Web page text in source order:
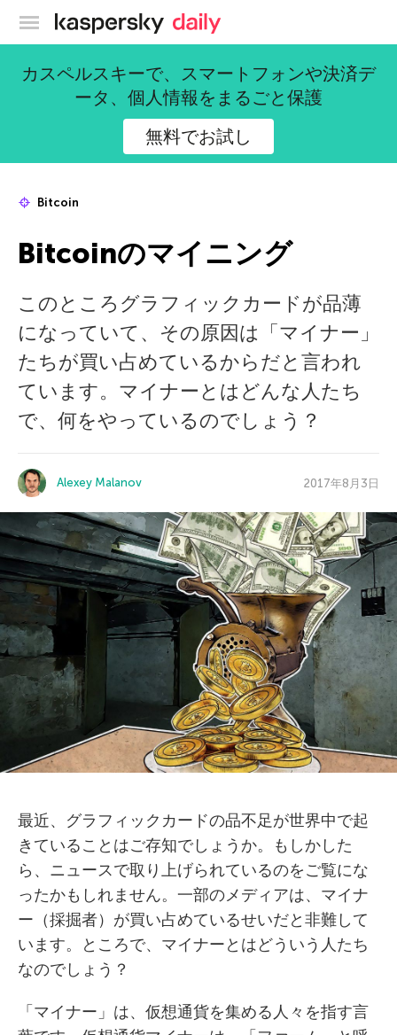
カスペルスキー公式ブログ
カスペルスキーで、スマートフォンや決済デ
ータ、個人情報をまるごと保護
無料でお試し
Bitcoin
Bitcoinのマイニング
このところグラフィックカードが品薄
になっていて、その原因は「マイナー」
たちが買い占めているからだと言われ
ています。マイナーとはどんな人たち
で、何をやっているのでしょう？
Alexey Malanov 2017年8月3日
最近、グラフィックカードの品不足が世界中で起
きていることはご存知でしょうか。もしかした
ら、ニュースで取り上げられているのをご覧にな
ったかもしれません。一部のメディアは、マイナ
ー（採掘者）が買い占めているせいだと非難して
います。ところで、マイナーとはどういう人たち
なのでしょう？
「マイナー」は、仮想通貨を集める人々を指す言